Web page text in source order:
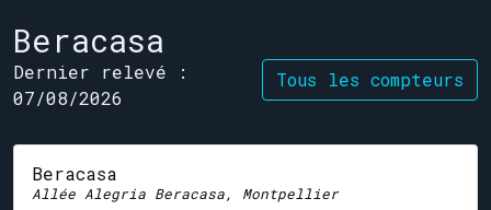
Beracasa
Tous les compteurs
Dernier relevé :
07/08/2026
Beracasa
Allée Alegria Beracasa, Montpellier